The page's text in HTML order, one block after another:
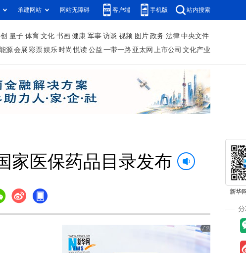
承建网站 网站无障碍 客户端 手机版 站内搜索
量子 体育 文化 书画 健康 军事 访谈 视频 图片 政务 法律 中央文件
源 会展 彩票娱乐 时尚 悦读 公益 一带一路 亚太网 上市公司 文化产业
家医保药品目录发布